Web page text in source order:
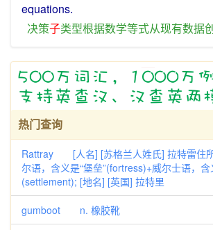
equations.
决策子类型根据数学等式从现有数据
热门查询
Rattray [人名] [苏格兰人姓氏] 拉特雷住
尔语，含义是“堡垒”(fortress)+威尔士语，含
(settlement); [地名] [英国] 拉特里
gumboot n. 橡胶靴